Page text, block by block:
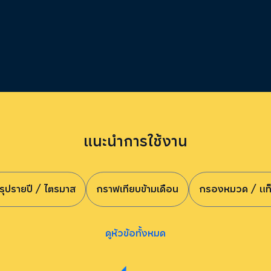
แนะนำการใช้งาน
ปรายปี / ไตรมาส กราฟเทียบข้ามเดือน กรองหมวด / แ
ดูหัวข้อทั้งหมด